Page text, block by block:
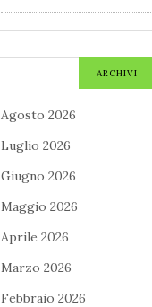
ARCHIVI
Agosto 2026
Luglio 2026
Giugno 2026
Maggio 2026
Aprile 2026
Marzo 2026
Febbraio 2026